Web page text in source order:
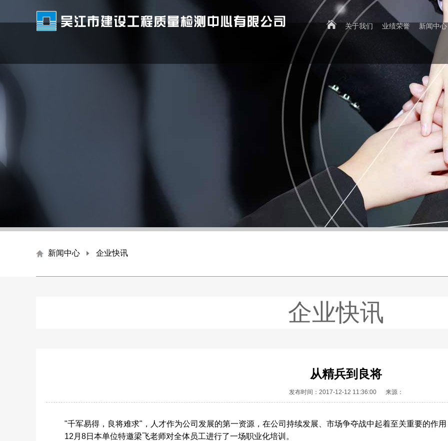
关于我们 业绩荣誉 新闻中心
新闻中心 企业快讯
企业快讯
从精兵到良将
发布时间：2017-12-12 11:36:00 来源：
"千军易得，良将难求" ，人才作为公司发展的第一资源，在公司持续发展、市场争夺战中起着至关重要的作
12 月 8日本单位特邀梁飞老师对全体员工进行了一场职业化培训。